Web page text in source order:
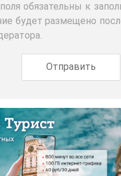
обя­за­тель­ны к
бу­дет раз­ме­ще­но